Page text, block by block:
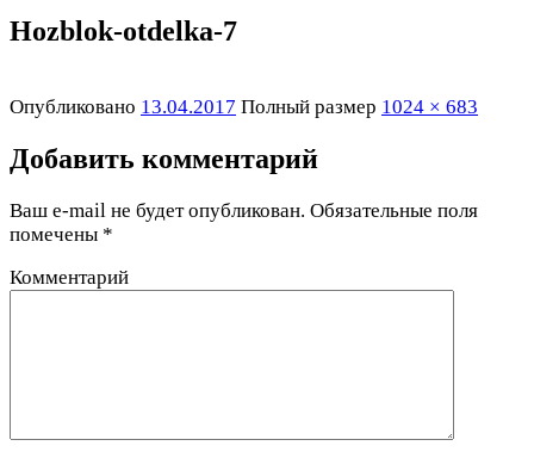
Hozblok-otdelka-7
Опубликовано 13.04.2017 Полный размер 1024 × 683
Добавить комментарий
Ваш e-mail не будет опубликован. Обязательные поля
помечены *
Комментарий